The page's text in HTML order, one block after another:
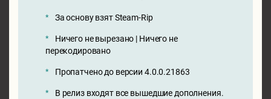
За основу взят Steam-Rip
Ничего не вырезано | Ничего не
перекодировано
Пропатчено до версии 4.0.0.21863
В релиз входят все вышедшие дополнения.